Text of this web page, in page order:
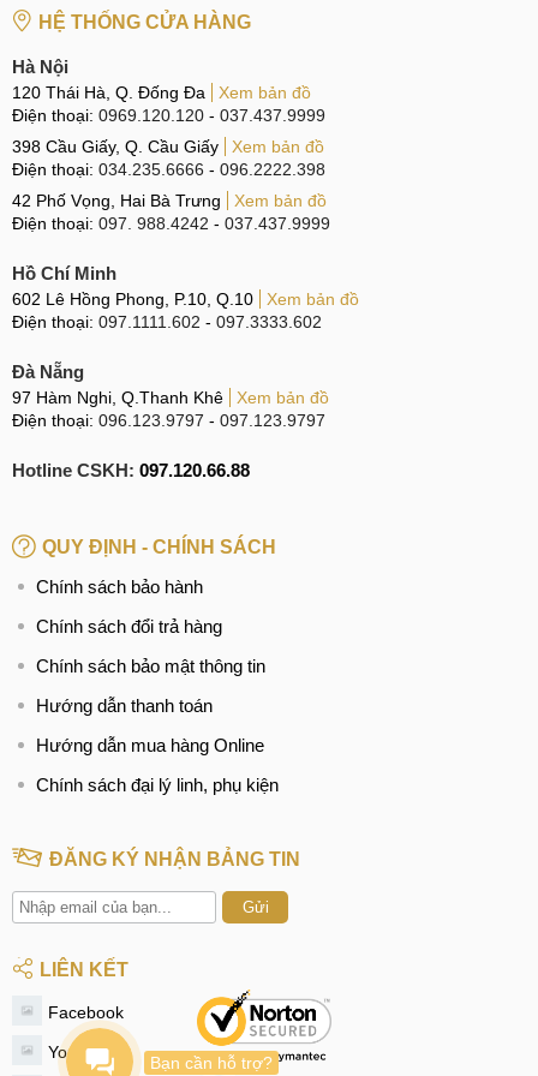
CN 1:120 Thái Hà, Q. Đống Đa
Hotline:
CN 2:398 Cầu Giấy, Q. Cầu Giấy
Hotline:096.2222.398
CN 3:
42 Phố Vọng, Hai Bà Trưng
Hotline:0338.424242
Tại TP Hồ Chí Minh
CN 4:123 Trần Quang Khải, Quận 1
Hotline:
CN 5:602 Lê Hồng Phong, Quận 10
CN 6:97 Hàm Nghi, Q.Thanh Khê
Hotline:097.123.9797
BÀI VIẾT LIÊN QUAN:
Thay màn hình Realme C11
Thay chân sạc Realme C11
Thay loa Realme C11
Thay, sửa wifi Realme C11
Thay mic Realme C11
Thay, sửa IC sóng Realme C11
HỆ THỐNG CỬA HÀNG
Hà Nội
120 Thái Hà, Q. Đống Đa
Xem bản đồ
Điện thoại: 0969.120.120 - 037.437.9999
398 Cầu Giấy, Q. Cầu Giấy
Xem bản đồ
Điện thoại: 034.235.6666 - 096.2222.398
42 Phố Vọng, Hai Bà Trưng
Xem bản đồ
Điện thoại: 097. 988.4242 - 037.437.9999
Hồ Chí Minh
602 Lê Hồng Phong, P.10, Q.10
Xem bản đồ
Điện thoại: 097.1111.602 - 097.3333.602
Đà Nẵng
97 Hàm Nghi, Q.Thanh Khê
Xem bản đồ
Điện thoại: 096.123.9797 - 097.123.9797
Hotline CSKH: 097.120.66.88
QUY ĐỊNH - CHÍNH SÁCH
Chính sách bảo hành
Chính sách đổi trả hàng
Chính sách bảo mật thông tin
Hướng dẫn thanh toán
Hướng dẫn mua hàng Online
Chính sách đại lý linh, phụ kiện
ĐĂNG KÝ NHẬN BẢNG TIN
Gửi
LIÊN KẾT
Facebook
Youtube
Bạn cần hỗ trợ?